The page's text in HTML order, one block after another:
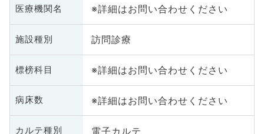
医療機関名 ※詳細はお問い合わせください
施設種別 訪問診療
標榜科目 ※詳細はお問い合わせください
病床数 ※詳細はお問い合わせください
カルテ種別 電子カルテ